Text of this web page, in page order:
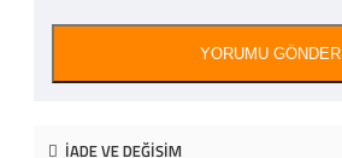
YORUMU GÖNDER
İADE VE DEĞIŞIM